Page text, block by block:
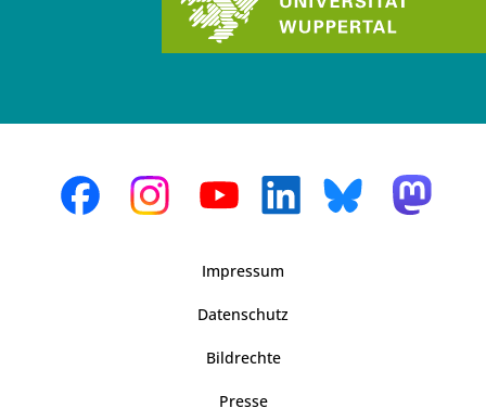
Impressum
Datenschutz
Bildrechte
Presse